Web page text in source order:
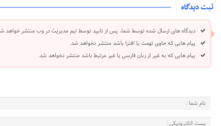
ثبت دیدگاه
دیدگاه های ارسال شده توسط شما، پس از تایید توسط تیم مدیریت در وب منتشر خواهد
پیام هایی که حاوی تهمت یا افترا باشد منتشر نخواهد شد.
پیام هایی که به غیر از زبان فارسی یا غیر مرتبط باشد منتشر نخواهد شد.